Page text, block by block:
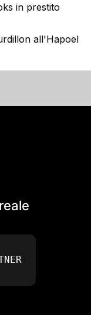
in prestito
all'Hapoel